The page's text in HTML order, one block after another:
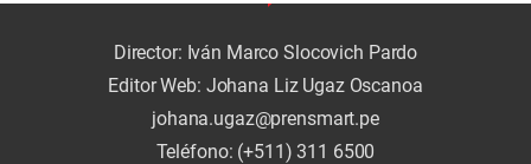
Director: Iván Marco Slocovich Pardo
Editor Web: Johana Liz Ugaz Oscanoa
johana.ugaz@prensmart.pe
Teléfono: (+511) 311 6500